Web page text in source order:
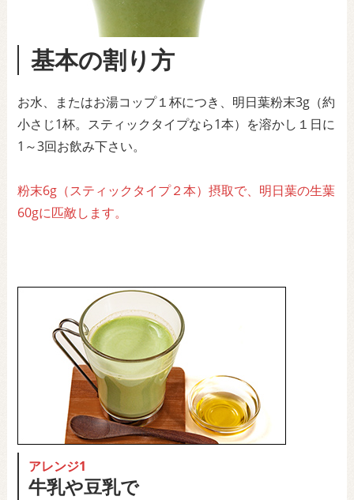
基本の割り方
お水、またはお湯コップ１杯につき、明日葉粉末3g（約
小さじ1杯。スティックタイプなら1本）を溶かし１日に
1～3回お飲み下さい。
粉末6g（スティックタイプ２本）摂取で、明日葉の生葉
60gに匹敵します。
アレンジ1
牛乳や豆乳で